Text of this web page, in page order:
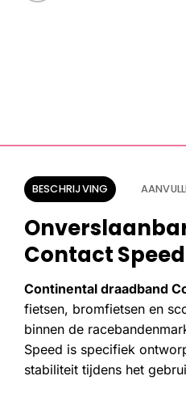
BESCHRIJVING
Contact Speed
Continental draadband
fietsen, bromfietsen en
binnen de
Speed is specifiek
stabiliteit tijdens het